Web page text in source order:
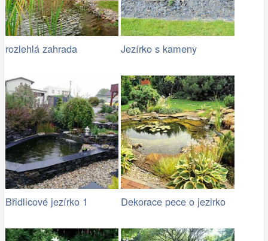
rozlehlá zahrada Jezírko s kameny
Břidlicové jezírko 1 Dekorace pece o jezirko